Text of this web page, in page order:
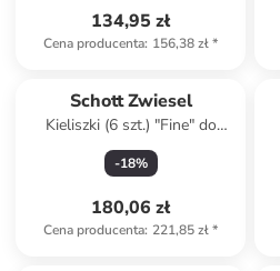
134,95 zł
Cena producenta: 156,38 zł*
Schott Zwiesel
Kieliszki (6 szt.) "Fine" do
czerwonego wina - 660 ml
-18%
180,06 zł
Cena producenta: 221,85 zł*